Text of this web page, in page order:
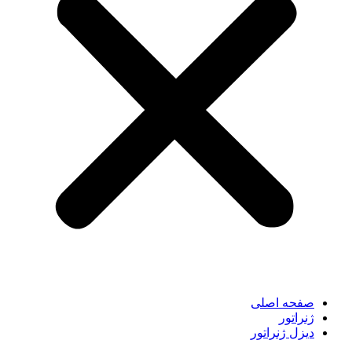
صفحه اصلی
ژنراتور
دیزل ژنراتور